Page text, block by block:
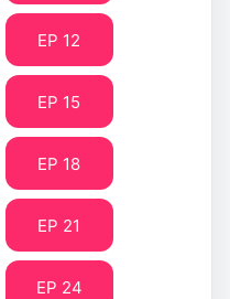
EP 12
EP 15
EP 18
EP 21
EP 24